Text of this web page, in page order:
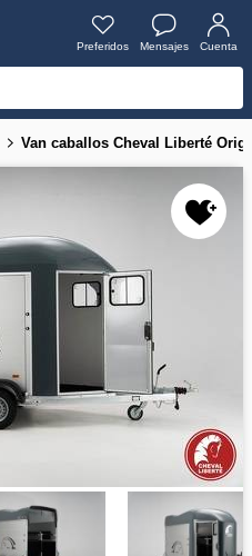
Preferidos Mensajes Cuenta
Van caballos Cheval Liberté